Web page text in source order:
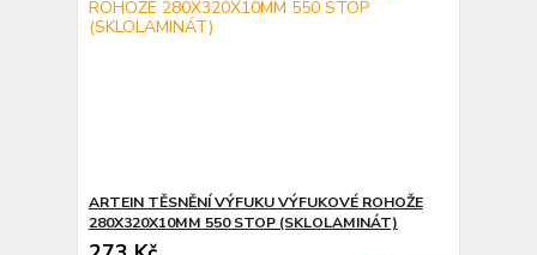
ARTEIN TĚSNĚNÍ VÝFUKU VÝFUKOVÉ ROHOŽE
280X320X10MM 550 STOP (SKLOLAMINÁT)